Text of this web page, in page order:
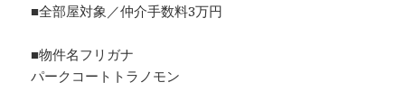
■全部屋対象／仲介手数料3万円
■物件名フリガナ
パークコートトラノモン